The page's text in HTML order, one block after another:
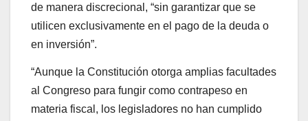
de manera discrecional, “sin garantizar que se
utilicen exclusivamente en el pago de la deuda o
en inversión”.
“Aunque la Constitución otorga amplias facultades
al Congreso para fungir como contrapeso en
materia fiscal, los legisladores no han cumplido